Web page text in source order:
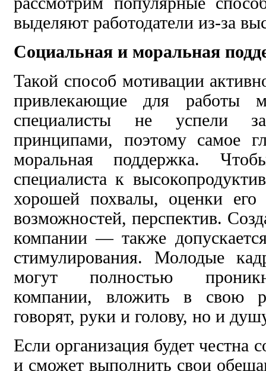
выделяют работодатели из-за
Социальная и моральная
Такой способ мотивации
привлекающие для работы
специалисты не успели
принципами, поэтому самое
моральная поддержка.
специалиста к
хорошей похвалы, оценки его
возможностей, перспектив.
компании — также
стимулирования. Молодые
могут полностью
компании, вложить в свою
говорят, руки и голову, но и
Если организация будет
и сможет выполнить свои